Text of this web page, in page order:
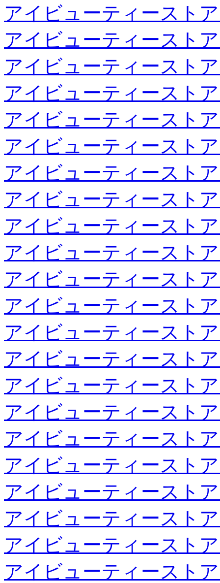
アイビューティースト
アイビューティースト
アイビューティースト
アイビューティースト
アイビューティースト
アイビューティースト
アイビューティースト
アイビューティースト
アイビューティースト
アイビューティースト
アイビューティースト
アイビューティースト
アイビューティースト
アイビューティースト
アイビューティースト
アイビューティースト
アイビューティースト
アイビューティースト
アイビューティースト
アイビューティースト
アイビューティースト
アイビューティースト